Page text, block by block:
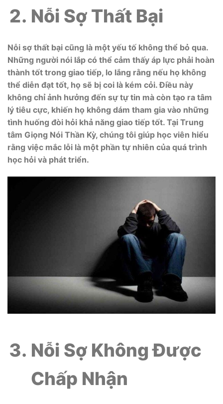
Nỗi Sợ Thất Bại
Nỗi sợ thất bại cũng là một yếu tố không thể bỏ qua.
Những người nói lắp có thể cảm thấy áp lực phải hoàn
thành tốt trong giao tiếp, lo lắng rằng nếu họ không
thể diễn đạt tốt, họ sẽ bị coi là kém cỏi. Điều này
không chỉ ảnh hưởng đến sự tự tin mà còn tạo ra tâm
lý tiêu cực, khiến họ không dám tham gia vào những
tình huống đòi hỏi khả năng giao tiếp tốt. Tại Trung
tâm Giọng Nói Thần Kỳ, chúng tôi giúp học viên hiểu
rằng việc mắc lỗi là một phần tự nhiên của quá trình
học hỏi và phát triển.
Nỗi Sợ Không Được
Chấp Nhận